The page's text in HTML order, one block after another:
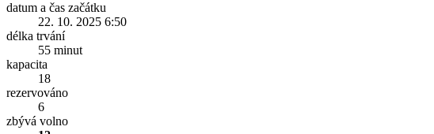
datum a čas začátku
22. 10. 2025 6:50
délka trvání
55 minut
kapacita
18
rezervováno
6
zbývá volno